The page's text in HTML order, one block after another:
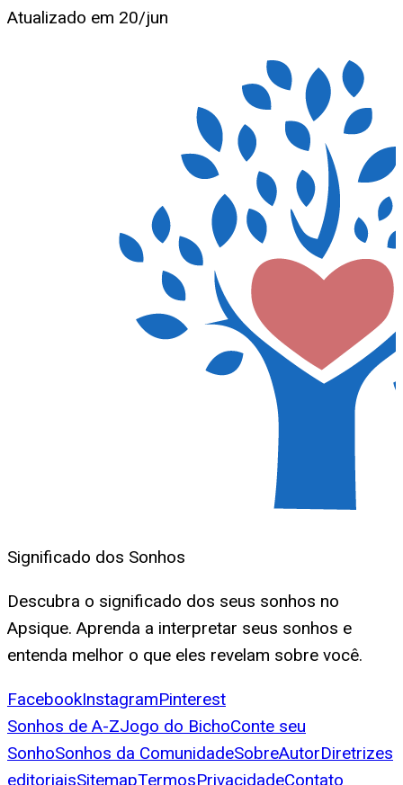
Atualizado em 20/jun
Significado dos Sonhos
Descubra o significado dos seus sonhos no
Apsique. Aprenda a interpretar seus sonhos e
entenda melhor o que eles revelam sobre você.
FacebookInstagramPinterest
Sonhos de A-ZJogo do BichoConte seu
SonhoSonhos da ComunidadeSobreAutorDiretrizes
editoriaisSitemapTermosPrivacidadeContato